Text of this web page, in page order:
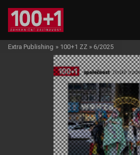
Extra Publishing » 100+1 ZZ » 6/2025